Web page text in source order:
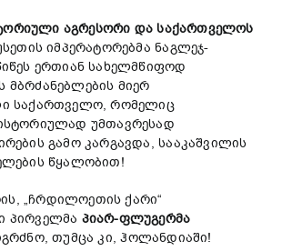
აგრესორი და საქართველოს
იმპერატორებმა ნაგლეჯ-
ერთიან სახელმწიფოდ
მიერ
საქართველო, რომელიც
უმთავრესად
გამო კარგავდა, სააკაშვილის
წყალობით!
„ჩრდილოეთის ქარი“
პირველმა პიარ-ფლუგერმა
თუმცა კი, ჰოლანდიაში!